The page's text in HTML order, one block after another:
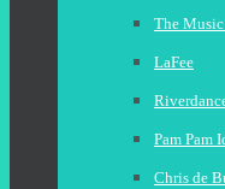
The
LaFee
Pam Pam
Chris de